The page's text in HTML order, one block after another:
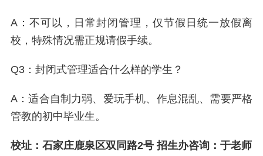
A：不可以，日常封闭管理，仅节假日统一放假离
校，特殊情况需正规请假手续。
Q3：封闭式管理适合什么样的学生？
A：适合自制力弱、爱玩手机、作息混乱、需要严格
管教的初中毕业生。
校址：石家庄鹿泉区双同路2号 招生办咨询：于老师